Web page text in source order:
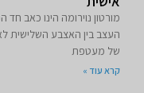
מורטון נוירומה הינו כאב
העצב בין האצבע השלישית
של מעטפת
קרא עוד »